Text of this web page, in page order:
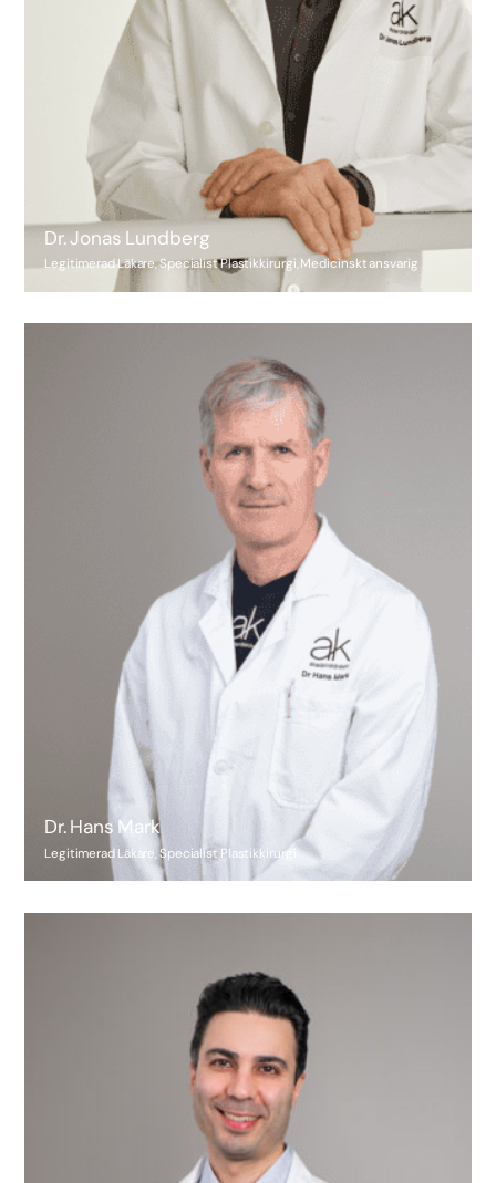
Dr. Jonas Lundberg
Legitimerad Läkare, Specialist Plastikkirurgi, Medicinskt ansvarig
Dr. Hans Mark
Legitimerad Läkare, Specialist Plastikkirurgi